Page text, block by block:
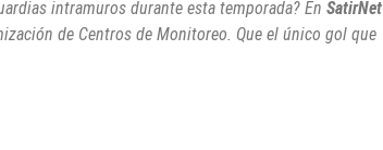
intramuros durante esta temporada? En SatirNet
de Centros de Monitoreo. Que el único gol que